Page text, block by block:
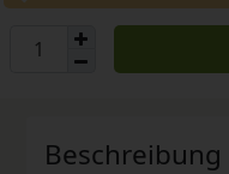
Beschreibung